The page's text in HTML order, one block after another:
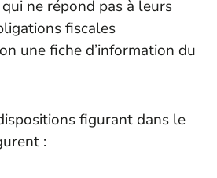
ne répond pas à leurs
fiscales
une fiche d’information du
figurant dans le
: